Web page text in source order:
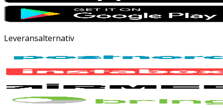
Leveransalternativ